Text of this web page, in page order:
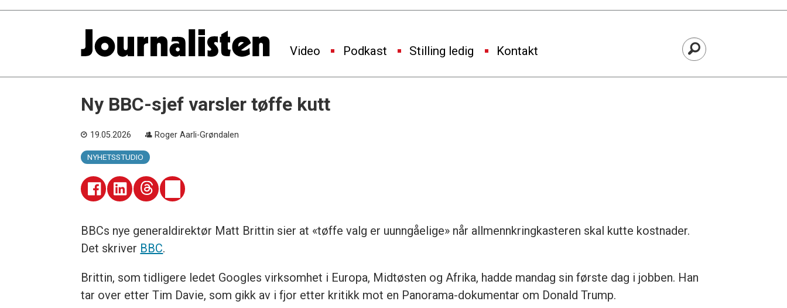
Video Podkast Stilling ledig Kontakt
Ny BBC-sjef varsler tøffe kutt
19.05.2026 Roger Aarli-Grøndalen
NYHETSSTUDIO
BBCs nye generaldirektør Matt Brittin sier at «tøffe valg er uunngåelige» når allmennkringkasteren skal kutte kostnader.
Det skriver BBC.
Brittin, som tidligere ledet Googles virksomhet i Europa, Midtøsten og Afrika, hadde mandag sin første dag i jobben. Han
tar over etter Tim Davie, som gikk av i fjor etter kritikk mot en Panorama-dokumentar om Donald Trump.